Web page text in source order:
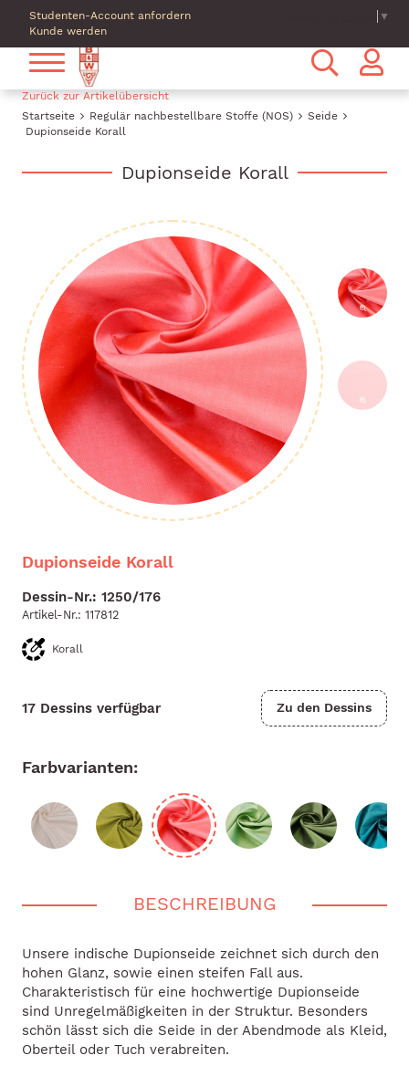
Studenten-Account anfordern
Kunde werden
▼
Startseite Regulär nachbestellbare Stoffe (NOS)
Seide
Dupionseide Korall
Zurück zur Artikelübersicht
Dupionseide Korall
Farbvarianten:
Dupionseide Korall
Dessin-Nr.: 1250/176
Artikel-Nr.: 117812
Korall
17 Dessins verfügbar Zu den Dessins
BESCHREIBUNG
Unsere indische Dupionseide zeichnet sich durch den
hohen Glanz, sowie einen steifen Fall aus.
Charakteristisch für eine hochwertige Dupionseide
sind Unregelmäßigkeiten in der Struktur. Besonders
schön lässt sich die Seide in der Abendmode als Kleid,
Oberteil oder Tuch verabreiten.